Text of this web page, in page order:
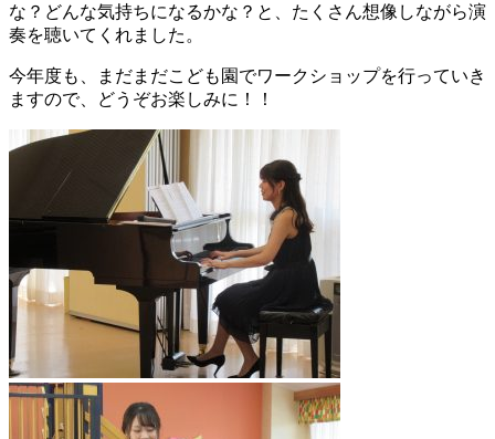
な？どんな気持ちになるかな？と、たくさん想像しながら演
奏を聴いてくれました。
今年度も、まだまだこども園でワークショップを行っていき
ますので、どうぞお楽しみに！！